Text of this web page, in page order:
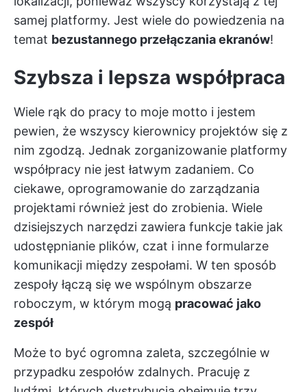
samej platformy. Jest wiele do powiedzenia na
temat bezustannego przełączania ekranów!
Szybsza i lepsza współpraca
Wiele rąk do pracy to moje motto i jestem
pewien, że wszyscy kierownicy projektów się z
nim zgodzą. Jednak zorganizowanie platformy
współpracy nie jest łatwym zadaniem. Co
ciekawe, oprogramowanie do zarządzania
projektami również jest do zrobienia. Wiele
dzisiejszych narzędzi zawiera funkcje takie jak
udostępnianie plików, czat i inne formularze
komunikacji między zespołami. W ten sposób
zespoły łączą się we wspólnym obszarze
roboczym, w którym mogą pracować jako
zespół
Może to być ogromna zaleta, szczególnie w
przypadku zespołów zdalnych. Pracuję z